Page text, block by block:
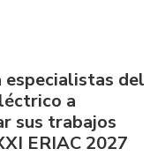
especialistas del
a
sus trabajos
ERIAC 2027